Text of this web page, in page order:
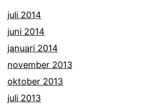
juli 2014
juni 2014
januari 2014
november 2013
oktober 2013
juli 2013